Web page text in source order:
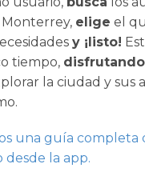
elige el
y ¡listo!
tiempo,
la ciudad y sus
una guía completa
desde la app.